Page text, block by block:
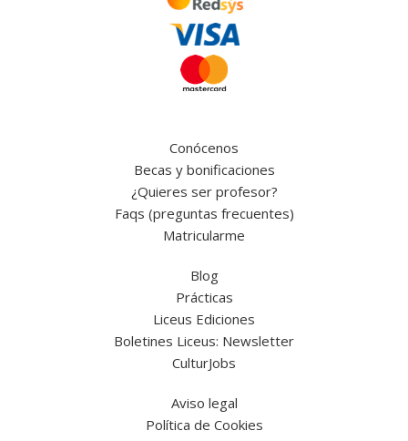
Conócenos
Becas y bonificaciones
¿Quieres ser profesor?
Faqs (preguntas frecuentes)
Matricularme
Blog
Prácticas
Liceus Ediciones
Boletines Liceus: Newsletter
CulturJobs
Aviso legal
Política de Cookies